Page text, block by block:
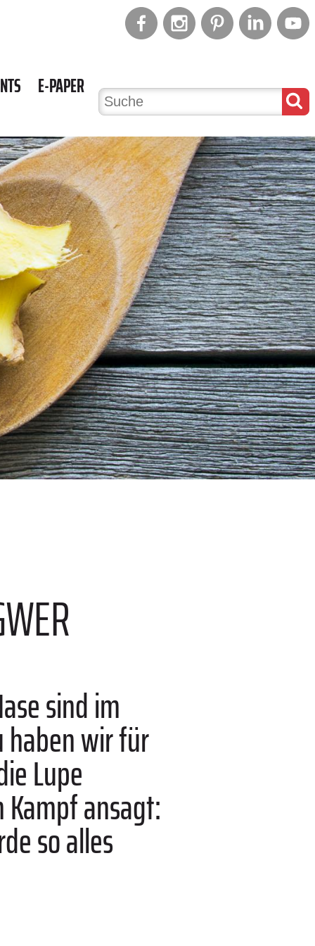
E-PAPER
sind im
haben wir für
Lupe
Kampf ansagt:
so alles